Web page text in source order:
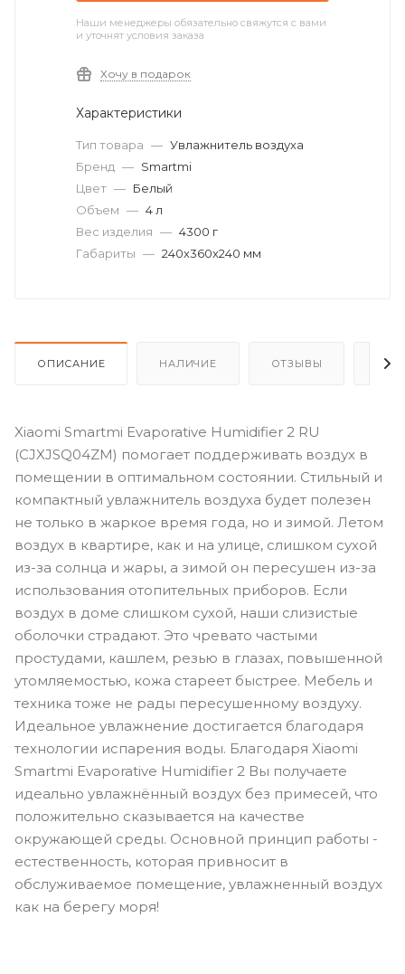
Наши менеджеры обязательно свяжутся с вами
и уточнят условия заказа
Хочу в подарок
Характеристики
Тип товара — Увлажнитель воздуха
Бренд — Smartmi
Цвет — Белый
Объем — 4 л
Вес изделия — 4300 г
Габариты — 240х360х240 мм
ОПИСАНИЕ НАЛИЧИЕ ОТЗЫВЫ
Xiaomi Smartmi Evaporative Humidifier 2 RU
(CJXJSQ04ZM) помогает поддерживать воздух в
помещении в оптимальном состоянии. Стильный и
компактный увлажнитель воздуха будет полезен
не только в жаркое время года, но и зимой. Летом
воздух в квартире, как и на улице, слишком сухой
из-за солнца и жары, а зимой он пересушен из-за
использования отопительных приборов. Если
воздух в доме слишком сухой, наши слизистые
оболочки страдают. Это чревато частыми
простудами, кашлем, резью в глазах, повышенной
утомляемостью, кожа стареет быстрее. Мебель и
техника тоже не рады пересушенному воздуху.
Идеальное увлажнение достигается благодаря
технологии испарения воды. Благодаря Xiaomi
Smartmi Evaporative Humidifier 2 Вы получаете
идеально увлажнённый воздух без примесей, что
положительно сказывается на качестве
окружающей среды. Основной принцип работы -
естественность, которая привносит в
обслуживаемое помещение, увлажненный воздух
как на берегу моря!